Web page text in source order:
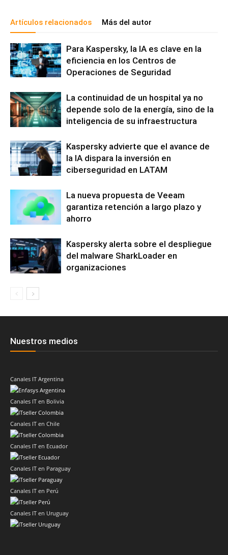
Artículos relacionados Más del autor
Para Kaspersky, la IA es clave en la
eficiencia en los Centros de
Operaciones de Seguridad
La continuidad de un hospital ya no
depende solo de la energía, sino de la
inteligencia de su infraestructura
Kaspersky advierte que el avance de
la IA dispara la inversión en
ciberseguridad en LATAM
La nueva propuesta de Veeam
garantiza retención a largo plazo y
ahorro
Kaspersky alerta sobre el despliegue
del malware SharkLoader en
organizaciones
Nuestros medios
Canales IT Argentina
Canales IT en Bolivia
Canales IT en Chile
Canales IT en Ecuador
Canales IT en Paraguay
Canales IT en Perú
Canales IT en Uruguay